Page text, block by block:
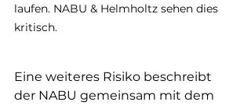
laufen. NABU & Helmholtz sehen dies
kritisch.
Eine weiteres Risiko beschreibt
der NABU gemeinsam mit dem